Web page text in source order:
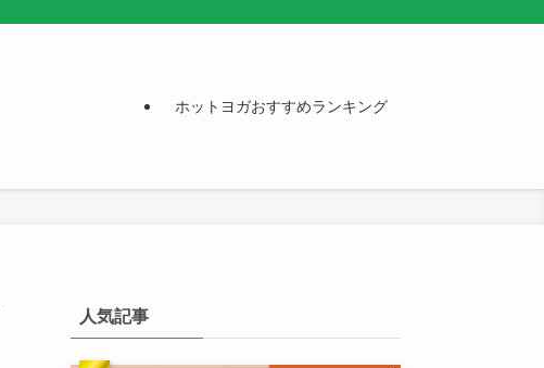
ホットヨガおすすめランキング
人気記事